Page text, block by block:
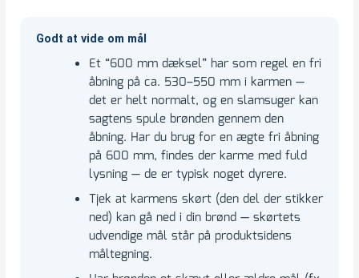
Godt at vide om mål
Et “600 mm dæksel” har som regel en fri
åbning på ca. 530–550 mm i karmen —
det er helt normalt, og en slamsuger kan
sagtens spule brønden gennem den
åbning. Har du brug for en ægte fri åbning
på 600 mm, findes der karme med fuld
lysning — de er typisk noget dyrere.
Tjek at karmens skørt (den del der stikker
ned) kan gå ned i din brønd — skørtets
udvendige mål står på produktsidens
måltegning.